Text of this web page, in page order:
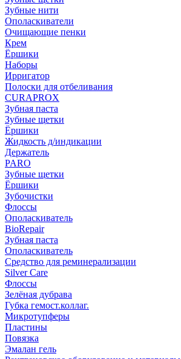
Зубные нити
Ополаскиватели
Очищающие пенки
Крем
Ёршики
Наборы
Ирригатор
Полоски для отбеливания
CURAPROX
Зубная паста
Зубные щетки
Ёршики
Жидкость д/индикации
Держатель
PARO
Зубные щетки
Ёршики
Зубочистки
Флоссы
Ополаскиватель
BioRepair
Зубная паста
Ополаскиватель
Средство для реминерализации
Silver Care
Флоссы
Зелёная дубрава
Губка гемост.коллаг.
Микротупферы
Пластины
Повязка
Эмалан гель